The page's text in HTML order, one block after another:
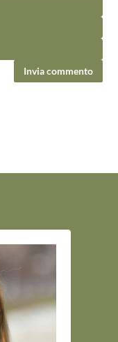
Invia commento